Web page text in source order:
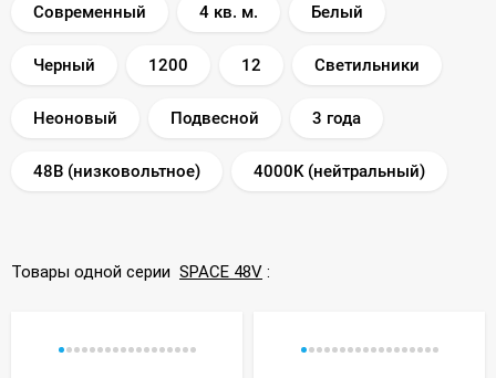
Современный 4 кв. м. Белый
Черный 1200 12 Светильники
Неоновый Подвесной 3 года
48В (низковольтное) 4000K (нейтральный)
Товары одной серии SPACE 48V :